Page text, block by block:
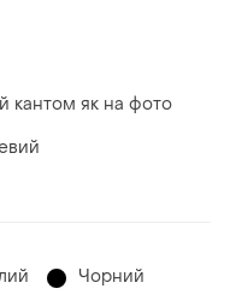
кантом як на фото
Чорний